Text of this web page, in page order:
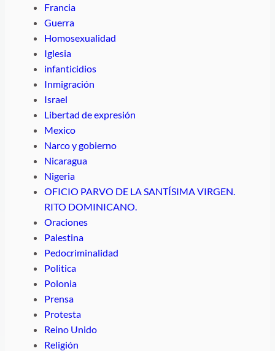
Francia
Guerra
Homosexualidad
Iglesia
infanticidios
Inmigración
Israel
Libertad de expresión
Mexico
Narco y gobierno
Nicaragua
Nigeria
OFICIO PARVO DE LA SANTÍSIMA VIRGEN.
RITO DOMINICANO.
Oraciones
Palestina
Pedocriminalidad
Politica
Polonia
Prensa
Protesta
Reino Unido
Religión